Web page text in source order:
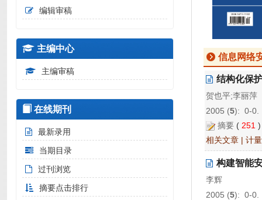
信息网络
结构化保
贺也平;李丽萍
2005 (5): 0-0.
摘要 ( 251
相关文章 | 计
构建智能
李辉
2005 (5): 0-0.
编辑审稿
主编中心
主编审稿
在线期刊
最新录用
当期目录
过刊浏览
摘要点击排行